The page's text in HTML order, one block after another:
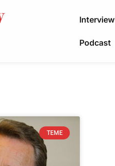
Interview
Podcast
TEME